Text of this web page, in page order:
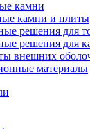
камни
камни и плиты
решения для
решения для
внешних
материалы